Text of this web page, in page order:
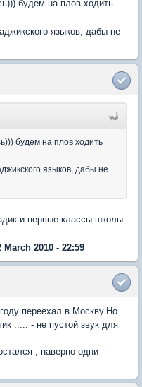
будем на плов ходить
языков, дабы не
будем на плов ходить
языков, дабы не
и первые классы школы
2010 - 22:59
переехал в Москву.Но
..... - не пустой звук для
, наверно одни